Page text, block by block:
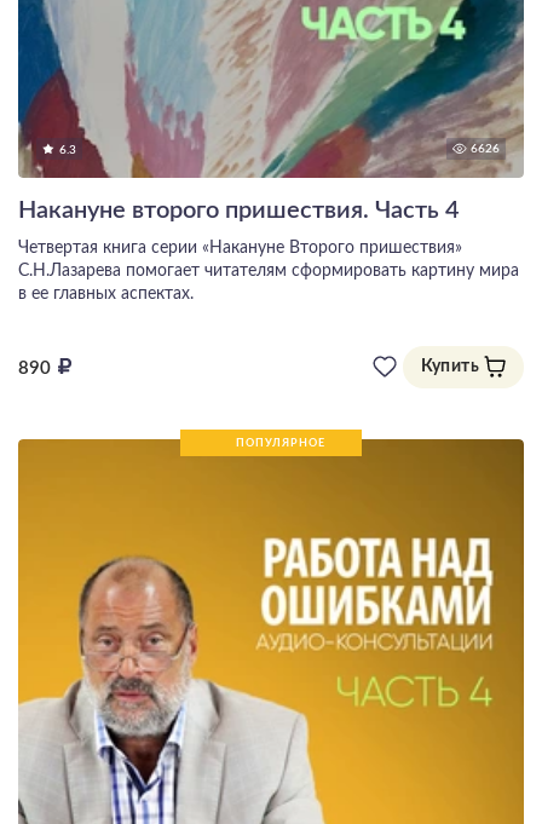
6.3 6626
Накануне второго пришествия. Часть 4
Четвертая книга серии «Накануне Второго пришествия»
С.Н.Лазарева помогает читателям сформировать картину мира
в ее главных аспектах.
890 Купить
НОВИНКА
ПОПУЛЯРНОЕ